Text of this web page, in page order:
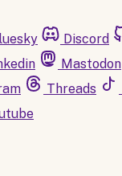
Discord
Mastodon
Threads